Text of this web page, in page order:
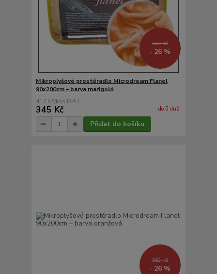
563 Kč
- 26 %
Mikroplyšové prostěradlo Microdream Flanel
90x200cm – barva marigold
417 Kč/ks
345 Kč do 5 dnů
Přidat do košíku
563 Kč
- 26 %